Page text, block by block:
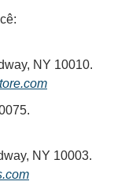
NY 10010.
NY 10003.